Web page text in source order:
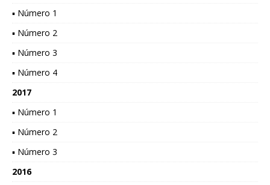
▪ Número 1
▪ Número 2
▪ Número 3
▪ Número 4
2017
▪ Número 1
▪ Número 2
▪ Número 3
2016